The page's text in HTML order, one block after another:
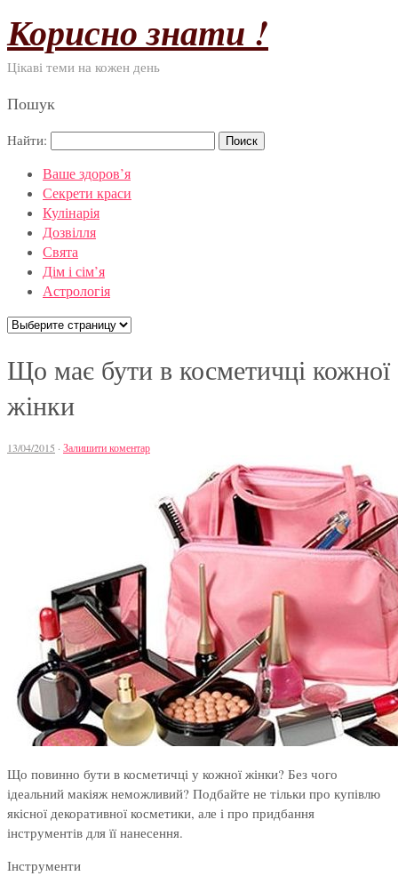
Корисно знати !
Цікаві теми на кожен день
Пошук
Найти:
Ваше здоров’я
Секрети краси
Кулінарія
Дозвілля
Свята
Дім і сім’я
Астрологія
Що має бути в косметичці кожної
жінки
13/04/2015 · Залишити коментар
Що повинно бути в косметичці у кожної жінки? Без чого
ідеальний макіяж неможливий? Подбайте не тільки про купівлю
якісної декоративної косметики, але і про придбання
інструментів для її нанесення.
Інструменти